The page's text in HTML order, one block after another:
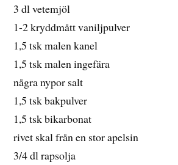
3 dl vetemjöl
1-2 kryddmått vaniljpulver
1,5 tsk malen kanel
1,5 tsk malen ingefära
några nypor salt
1,5 tsk bakpulver
1,5 tsk bikarbonat
rivet skal från en stor apelsin
3/4 dl rapsolja